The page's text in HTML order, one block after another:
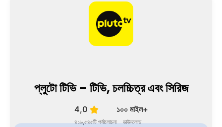
প্লুটো টিভি – টিভি, চলচ্চিত্র এবং সিরিজ
4,0
৪১৬,৫৪৫টি পর্যালোচনা
১০০ মাইল+
ডাউনলোড